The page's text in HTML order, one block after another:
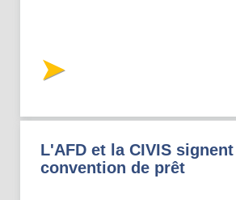
L'AFD et la CIVIS
convention de prêt